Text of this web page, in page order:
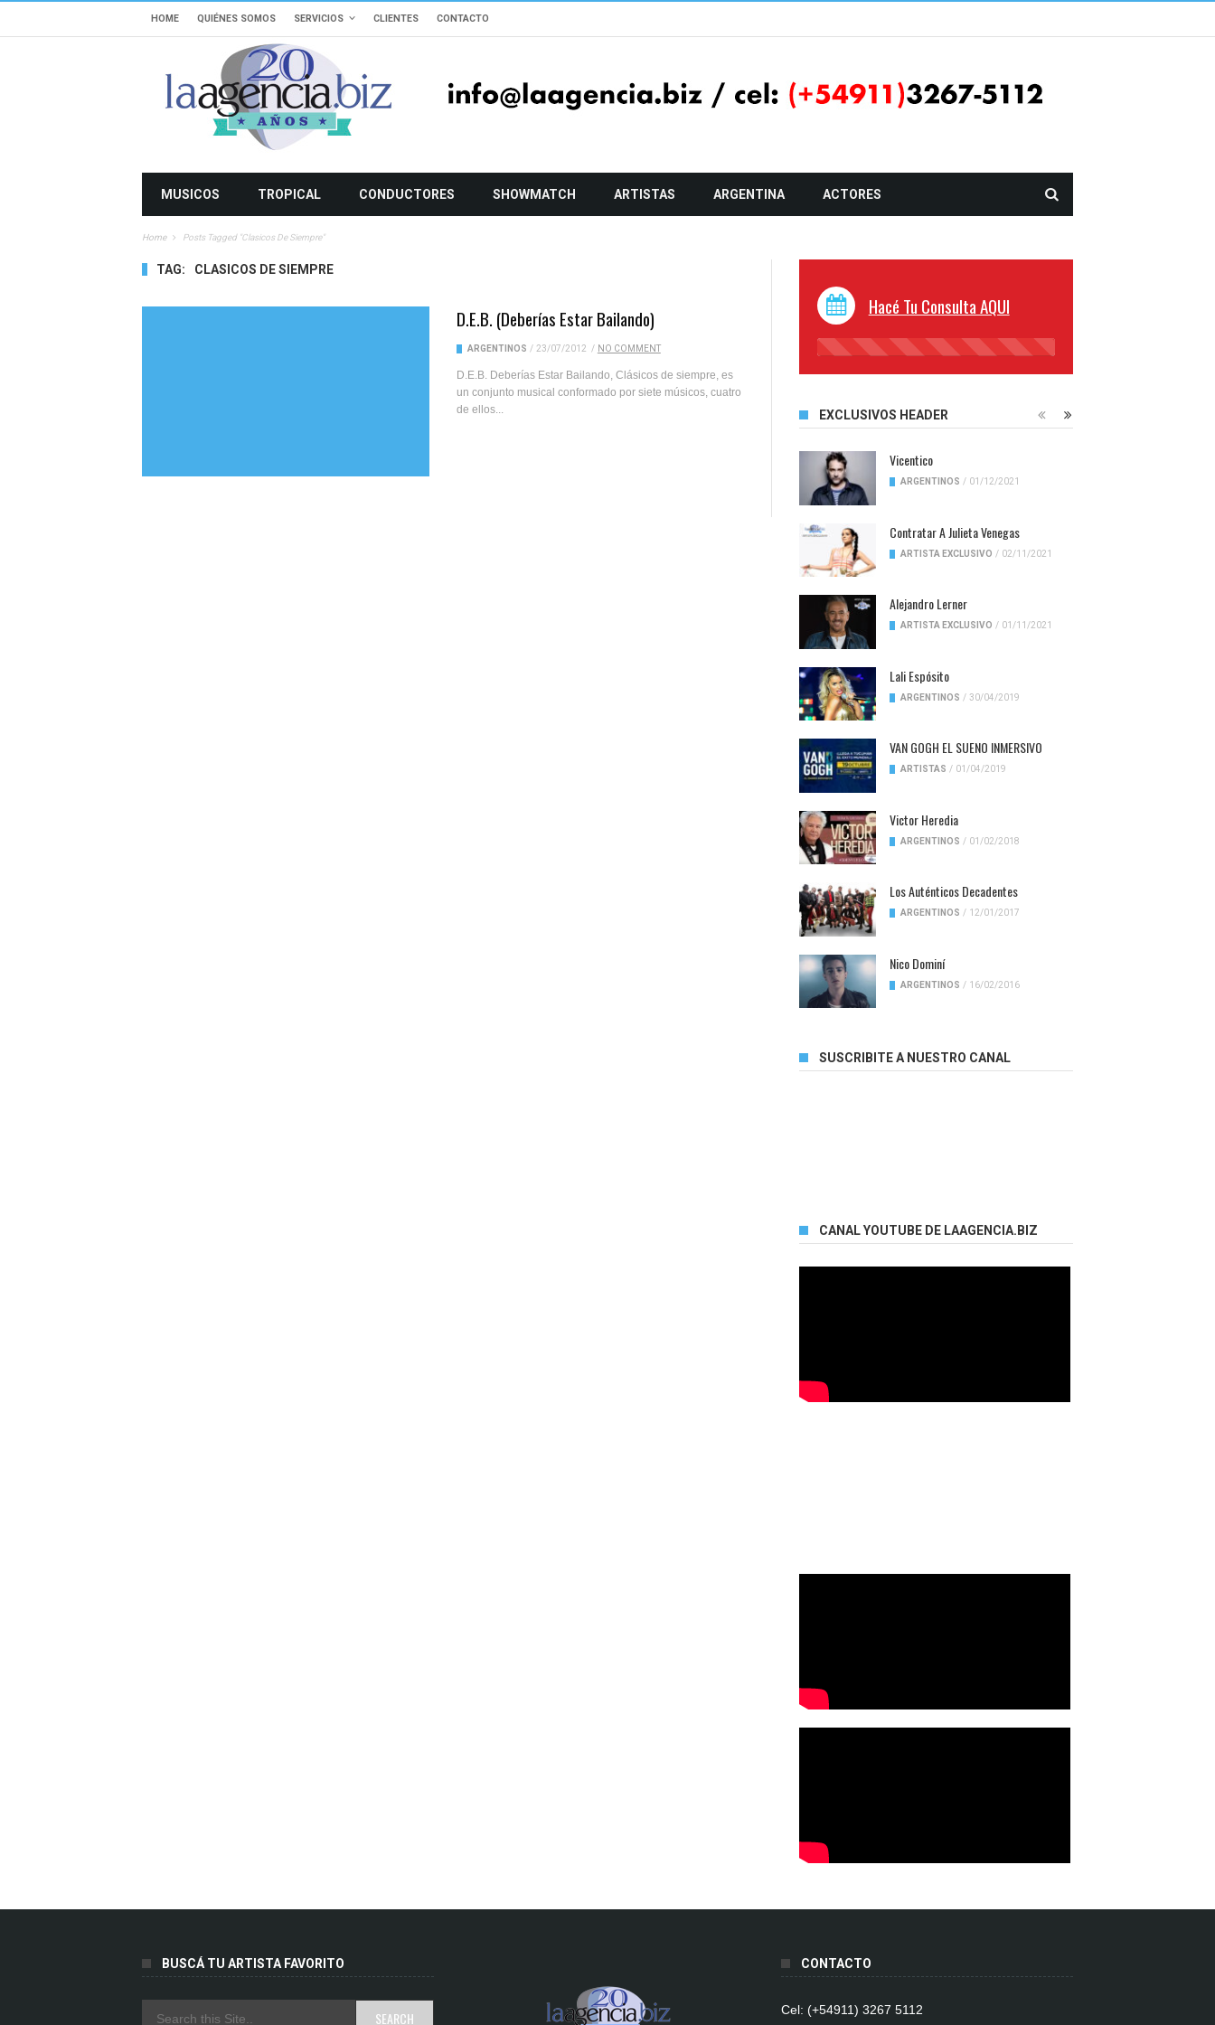
HOME QUIÉNES SOMOS SERVICIOS CLIENTES CONTACTO
MUSICOS TROPICAL CONDUCTORES SHOWMATCH ARTISTAS ARGENTINA ACTORES
Home Posts Tagged "clasicos De Siempre"
TAG: CLASICOS DE SIEMPRE
D.E.B. (Deberías Estar Bailando)
ARGENTINOS / 23/07/2012 / NO COMMENT
D.E.B. Deberías Estar Bailando, Clásicos de siempre, es
un conjunto musical conformado por siete músicos, cuatro
de ellos...
Hacé Tu Consulta AQUI
45%
EXCLUSIVOS HEADER
Vicentico
ARGENTINOS / 01/12/2021
Contratar A Julieta Venegas
ARTISTA EXCLUSIVO / 02/11/2021
Alejandro Lerner
ARTISTA EXCLUSIVO / 01/11/2021
Lali Espósito
ARGENTINOS / 30/04/2019
VAN GOGH EL SUENO INMERSIVO
ARTISTAS / 01/04/2019
Victor Heredia
ARGENTINOS / 01/02/2018
Los Auténticos Decadentes
ARGENTINOS / 12/01/2017
Nico Dominí
ARGENTINOS / 16/02/2016
SUSCRIBITE A NUESTRO CANAL
CANAL YOUTUBE DE LAAGENCIA.BIZ
BUSCÁ TU ARTISTA FAVORITO CONTACTO
Cel: (+54911) 3267 5112